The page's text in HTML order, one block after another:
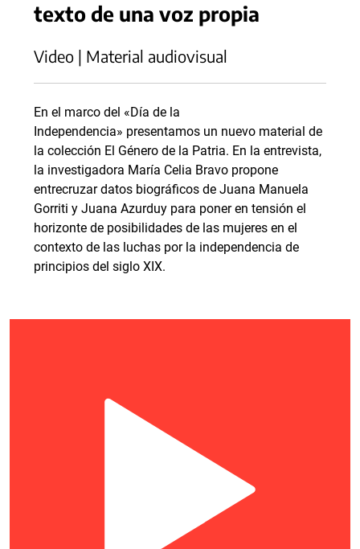
texto de una voz propia
Video | Material audiovisual
En el marco del «Día de la
Independencia» presentamos un nuevo material de
la colección El Género de la Patria. En la entrevista,
la investigadora María Celia Bravo propone
entrecruzar datos biográficos de Juana Manuela
Gorriti y Juana Azurduy para poner en tensión el
horizonte de posibilidades de las mujeres en el
contexto de las luchas por la independencia de
principios del siglo XIX.